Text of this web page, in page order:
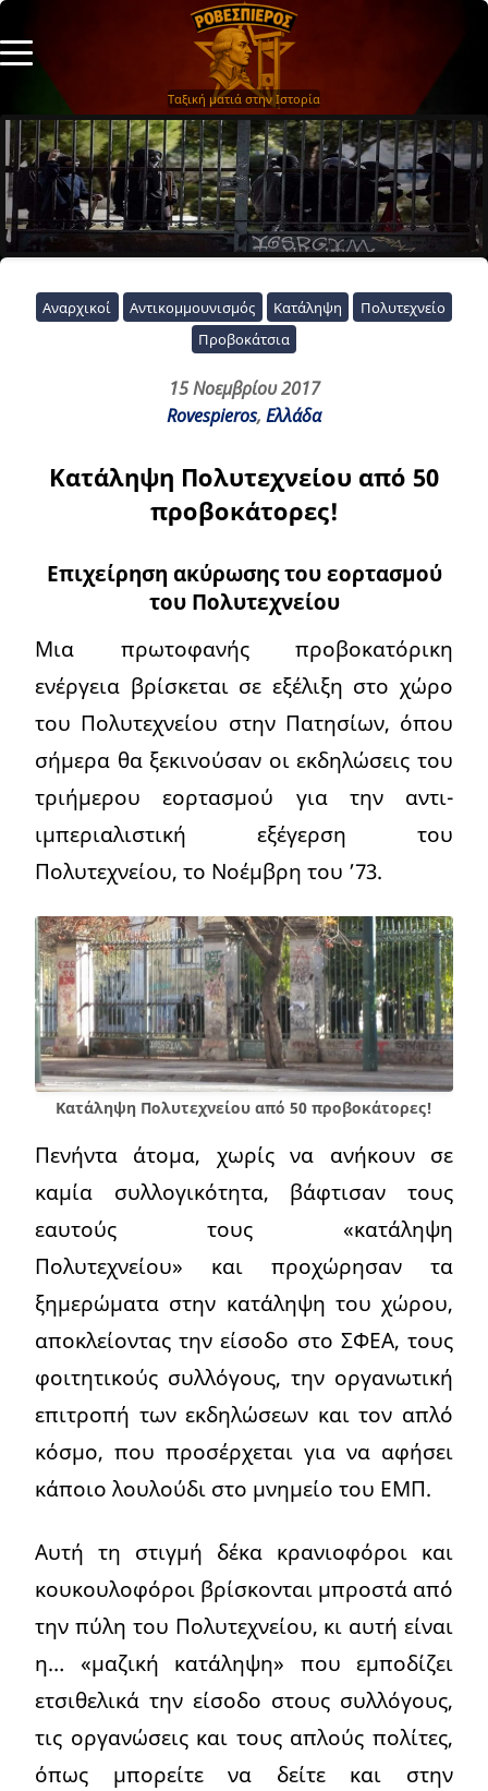
Ταξική ματιά στην Ιστορία
Αναρχικοί Αντικομμουνισμός Κατάληψη
Πολυτεχνείο
Προβοκάτσια
15 Νοεμβρίου 2017
Rovespieros, Ελλάδα
Κατάληψη Πολυτεχνείου από 50
προβοκάτορες!
Επιχείρηση ακύρωσης του εορτασμού
του Πολυτεχνείου
Μια πρωτοφανής προβοκατόρικη
ενέργεια βρίσκεται σε εξέλιξη στο χώρο
του Πολυτεχνείου στην Πατησίων, όπου
σήμερα θα ξεκινούσαν οι εκδηλώσεις του
τριήμερου εορτασμού για την αντι-
ιμπεριαλιστική εξέγερση του
Πολυτεχνείου, το Νοέμβρη του ’73.
Κατάληψη Πολυτεχνείου από 50 προβοκάτορες!
Πενήντα άτομα, χωρίς να ανήκουν σε
καμία συλλογικότητα, βάφτισαν τους
εαυτούς τους «κατάληψη
Πολυτεχνείου» και προχώρησαν τα
ξημερώματα στην κατάληψη του χώρου,
αποκλείοντας την είσοδο στο ΣΦΕΑ, τους
φοιτητικούς συλλόγους, την οργανωτική
επιτροπή των εκδηλώσεων και τον απλό
κόσμο, που προσέρχεται για να αφήσει
κάποιο λουλούδι στο μνημείο του ΕΜΠ.
Αυτή τη στιγμή δέκα κρανιοφόροι και
κουκουλοφόροι βρίσκονται μπροστά από
την πύλη του Πολυτεχνείου, κι αυτή είναι
η… «μαζική κατάληψη» που εμποδίζει
ετσιθελικά την είσοδο στους συλλόγους,
τις οργανώσεις και τους απλούς πολίτες,
όπως μπορείτε να δείτε και στην